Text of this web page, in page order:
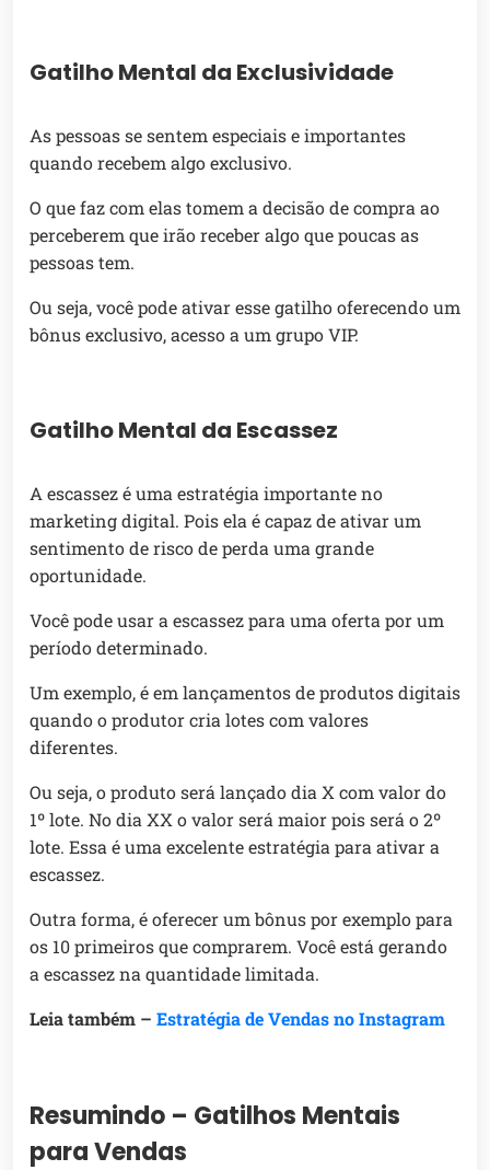
Gatilho Mental da Exclusividade
As pessoas se sentem especiais e importantes
quando recebem algo exclusivo.
O que faz com elas tomem a decisão de compra ao
perceberem que irão receber algo que poucas as
pessoas tem.
Ou seja, você pode ativar esse gatilho oferecendo um
bônus exclusivo, acesso a um grupo VIP.
Gatilho Mental da Escassez
A escassez é uma estratégia importante no
marketing digital. Pois ela é capaz de ativar um
sentimento de risco de perda uma grande
oportunidade.
Você pode usar a escassez para uma oferta por um
período determinado.
Um exemplo, é em lançamentos de produtos digitais
quando o produtor cria lotes com valores
diferentes.
Ou seja, o produto será lançado dia X com valor do
1º lote. No dia XX o valor será maior pois será o 2º
lote. Essa é uma excelente estratégia para ativar a
escassez.
Outra forma, é oferecer um bônus por exemplo para
os 10 primeiros que comprarem. Você está gerando
a escassez na quantidade limitada.
Leia também – Estratégia de Vendas no Instagram
Resumindo – Gatilhos Mentais
para Vendas